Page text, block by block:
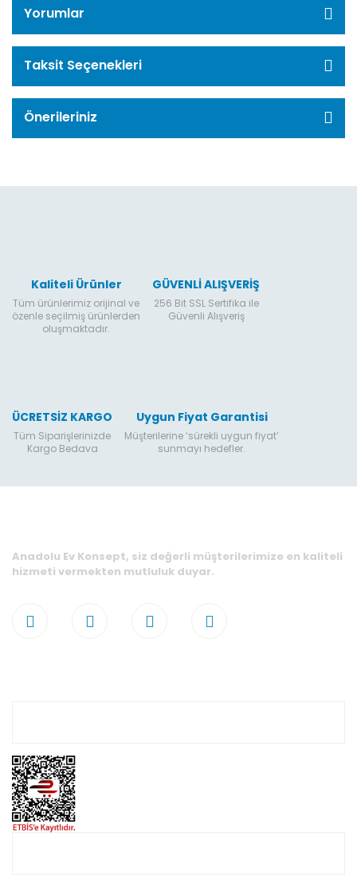
Yorumlar
Taksit Seçenekleri
Önerileriniz
Kaliteli Ürünler
Tüm ürünlerimiz orijinal ve
özenle seçilmiş ürünlerden
oluşmaktadır.
GÜVENLİ ALIŞVERİŞ
256 Bit SSL Sertifika ile
Güvenli Alışveriş
ÜCRETSİZ KARGO
Tüm Siparişlerinizde
Kargo Bedava
Uygun Fiyat Garantisi
Müşterilerine ‘sürekli uygun fiyat’
sunmayı hedefler.
Anadolu Ev Konsept, siz değerli müşterilerimize en kaliteli
hizmeti vermekten mutluluk duyar.